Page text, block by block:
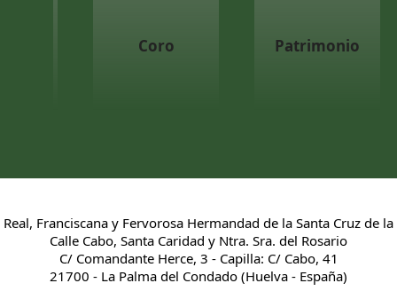
Coro Patrimonio
Real, Franciscana y Fervorosa Hermandad de la Santa Cruz de la
Calle Cabo, Santa Caridad y Ntra. Sra. del Rosario
C/ Comandante Herce, 3 - Capilla: C/ Cabo, 41
21700 - La Palma del Condado (Huelva - España)